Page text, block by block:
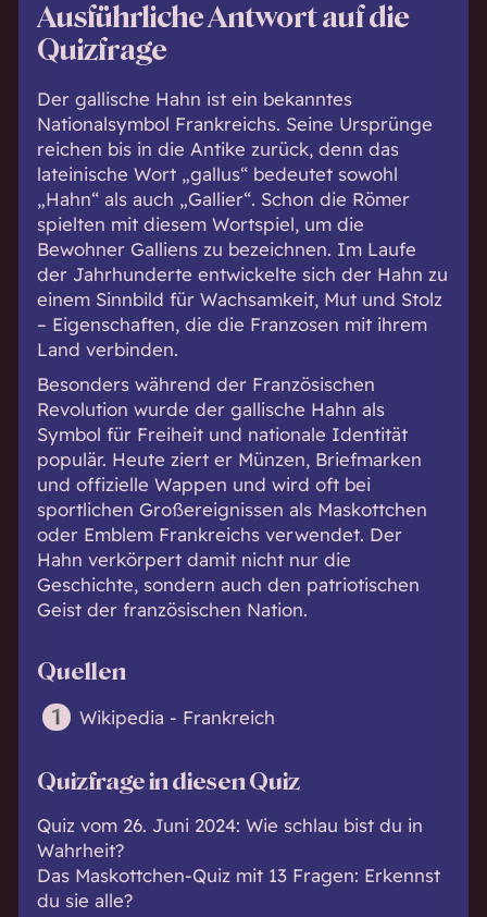
Ausführliche Antwort auf die
Quizfrage
Der gallische Hahn ist ein bekanntes
Nationalsymbol Frankreichs. Seine Ursprünge
reichen bis in die Antike zurück, denn das
lateinische Wort „gallus“ bedeutet sowohl
„Hahn“ als auch „Gallier“. Schon die Römer
spielten mit diesem Wortspiel, um die
Bewohner Galliens zu bezeichnen. Im Laufe
der Jahrhunderte entwickelte sich der Hahn zu
einem Sinnbild für Wachsamkeit, Mut und Stolz
– Eigenschaften, die die Franzosen mit ihrem
Land verbinden.
Besonders während der Französischen
Revolution wurde der gallische Hahn als
Symbol für Freiheit und nationale Identität
populär. Heute ziert er Münzen, Briefmarken
und offizielle Wappen und wird oft bei
sportlichen Großereignissen als Maskottchen
oder Emblem Frankreichs verwendet. Der
Hahn verkörpert damit nicht nur die
Geschichte, sondern auch den patriotischen
Geist der französischen Nation.
Quellen
Wikipedia - Frankreich
Quizfrage in diesen Quiz
Quiz vom 26. Juni 2024: Wie schlau bist du in
Wahrheit?
Das Maskottchen-Quiz mit 13 Fragen: Erkennst
du sie alle?